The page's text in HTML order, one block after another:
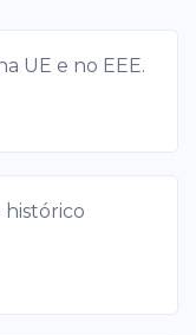
UE e no EEE.
histórico